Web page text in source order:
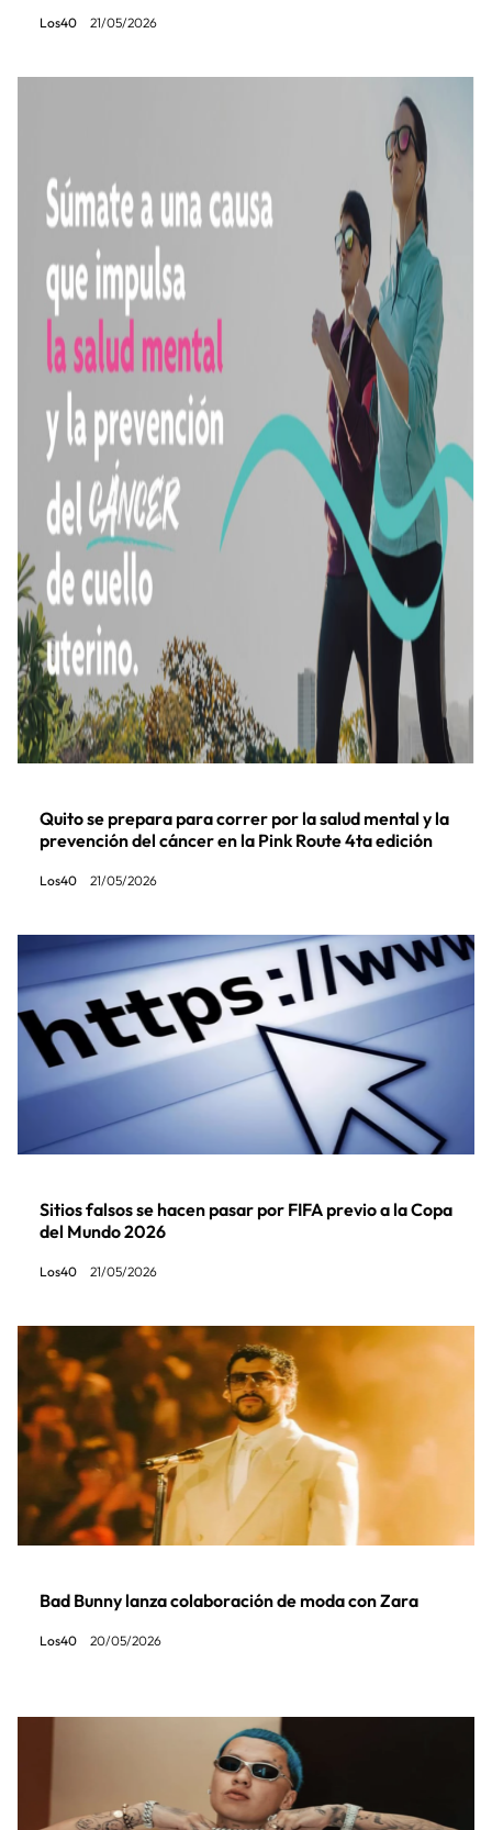
Los40 21/05/2026
Quito se prepara para correr por la salud mental y la
prevención del cáncer en la Pink Route 4ta edición
Los40 21/05/2026
Sitios falsos se hacen pasar por FIFA previo a la Copa
del Mundo 2026
Los40 21/05/2026
Bad Bunny lanza colaboración de moda con Zara
Los40 20/05/2026